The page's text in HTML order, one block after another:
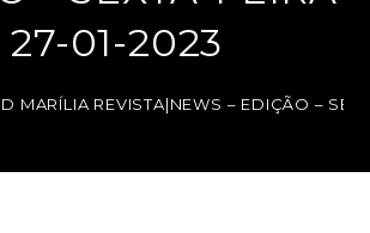
27-01-2023
D MARÍLIA REVISTA|NEWS – EDIÇÃO –